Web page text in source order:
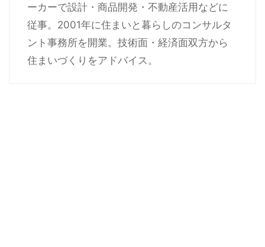
ーカーで設計・商品開発・不動産活用などに
従事。2001年に住まいと暮らしのコンサルタ
ント事務所を開業。技術面・経済面双方から
住まいづくりをアドバイス。